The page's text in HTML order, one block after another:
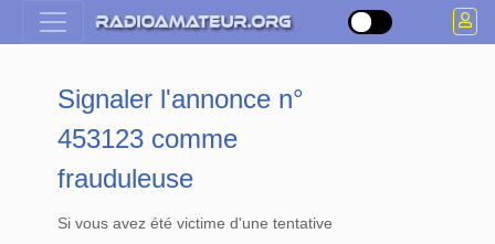
Signaler l'annonce n°
453123 comme
frauduleuse
Si vous avez été victime d'une tentative